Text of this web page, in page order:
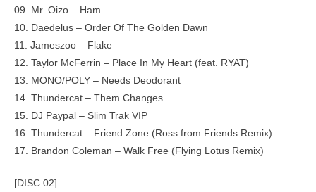
09. Mr. Oizo – Ham
10. Daedelus – Order Of The Golden Dawn
11. Jameszoo – Flake
12. Taylor McFerrin – Place In My Heart (feat. RYAT)
13. MONO/POLY – Needs Deodorant
14. Thundercat – Them Changes
15. DJ Paypal – Slim Trak VIP
16. Thundercat – Friend Zone (Ross from Friends Remix)
17. Brandon Coleman – Walk Free (Flying Lotus Remix)
[DISC 02]